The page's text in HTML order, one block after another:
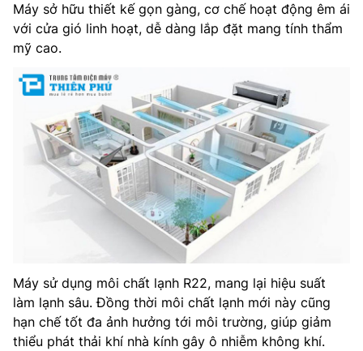
Máy sở hữu thiết kế gọn gàng, cơ chế hoạt động êm ái
với cửa gió linh hoạt, dễ dàng lắp đặt mang tính thẩm
mỹ cao.
Máy sử dụng môi chất lạnh R22, mang lại hiệu suất
làm lạnh sâu. Đồng thời môi chất lạnh mới này cũng
hạn chế tốt đa ảnh hưởng tới môi trường, giúp giảm
thiểu phát thải khí nhà kính gây ô nhiễm không khí.